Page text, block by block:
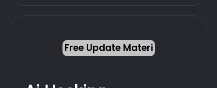
Free Update Materi